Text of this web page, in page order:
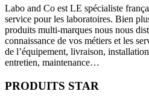
Labo and Co est LE spécialiste
service pour les laboratoires. Bien
produits multi-marques nous nous
connaissance de vos métiers et les
de l’équipement, livraison,
entretien, maintenance…
PRODUITS STAR